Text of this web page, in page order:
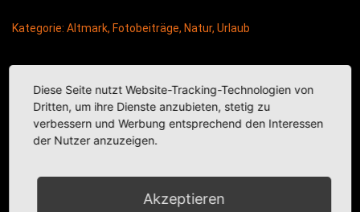
Kategorie: Altmark, Fotobeiträge, Natur, Urlaub
Diese Seite nutzt Website-Tracking-Technologien von
Dritten, um ihre Dienste anzubieten, stetig zu
verbessern und Werbung entsprechend den Interessen
der Nutzer anzuzeigen.
Akzeptieren